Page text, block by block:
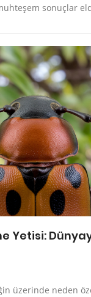
sonuçlar
Yetisi:
üzerinde neden